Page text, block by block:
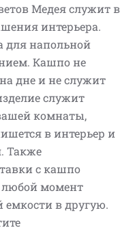
Медея служит в
интерьера.
для напольной
Кашпо не
дне и не служит
служит
комнаты,
в интерьер и
Также
с кашпо
любой момент
емкости в другую.